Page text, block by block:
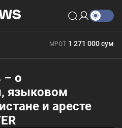
412 000 сум
МРОТ 1 271 000 сум
– о
языковом
и аресте